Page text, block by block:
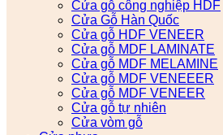
Cửa gỗ công nghiệp HDF
Cửa Gỗ Hàn Quốc
Cửa gỗ HDF VENEER
Cửa gỗ MDF LAMINATE
Cửa gỗ MDF MELAMINE
Cửa gỗ MDF VENEEER
Cửa gỗ MDF VENEER
Cửa gỗ tự nhiên
Cửa vòm gỗ